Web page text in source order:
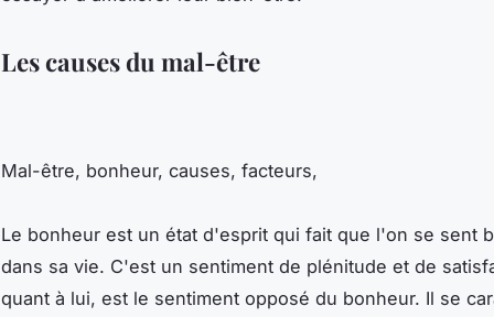
Les causes du mal-être
Mal-être, bonheur, causes, facteurs,
Le bonheur est un état d'esprit qui fait que l'on se sent
dans sa vie. C'est un sentiment de plénitude et de
quant à lui, est le sentiment opposé du bonheur. Il se